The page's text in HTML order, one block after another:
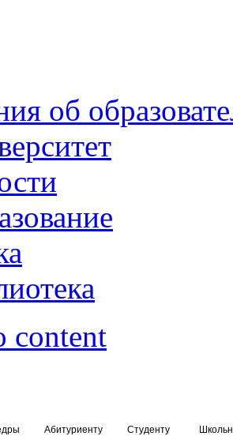
об
content
Абитуриенту Студенту